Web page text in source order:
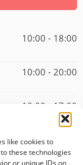
like cookies to
these technologies
or unique IDs on
10:00 - 18:00
10:00 - 20:00
10:00 - 17:00